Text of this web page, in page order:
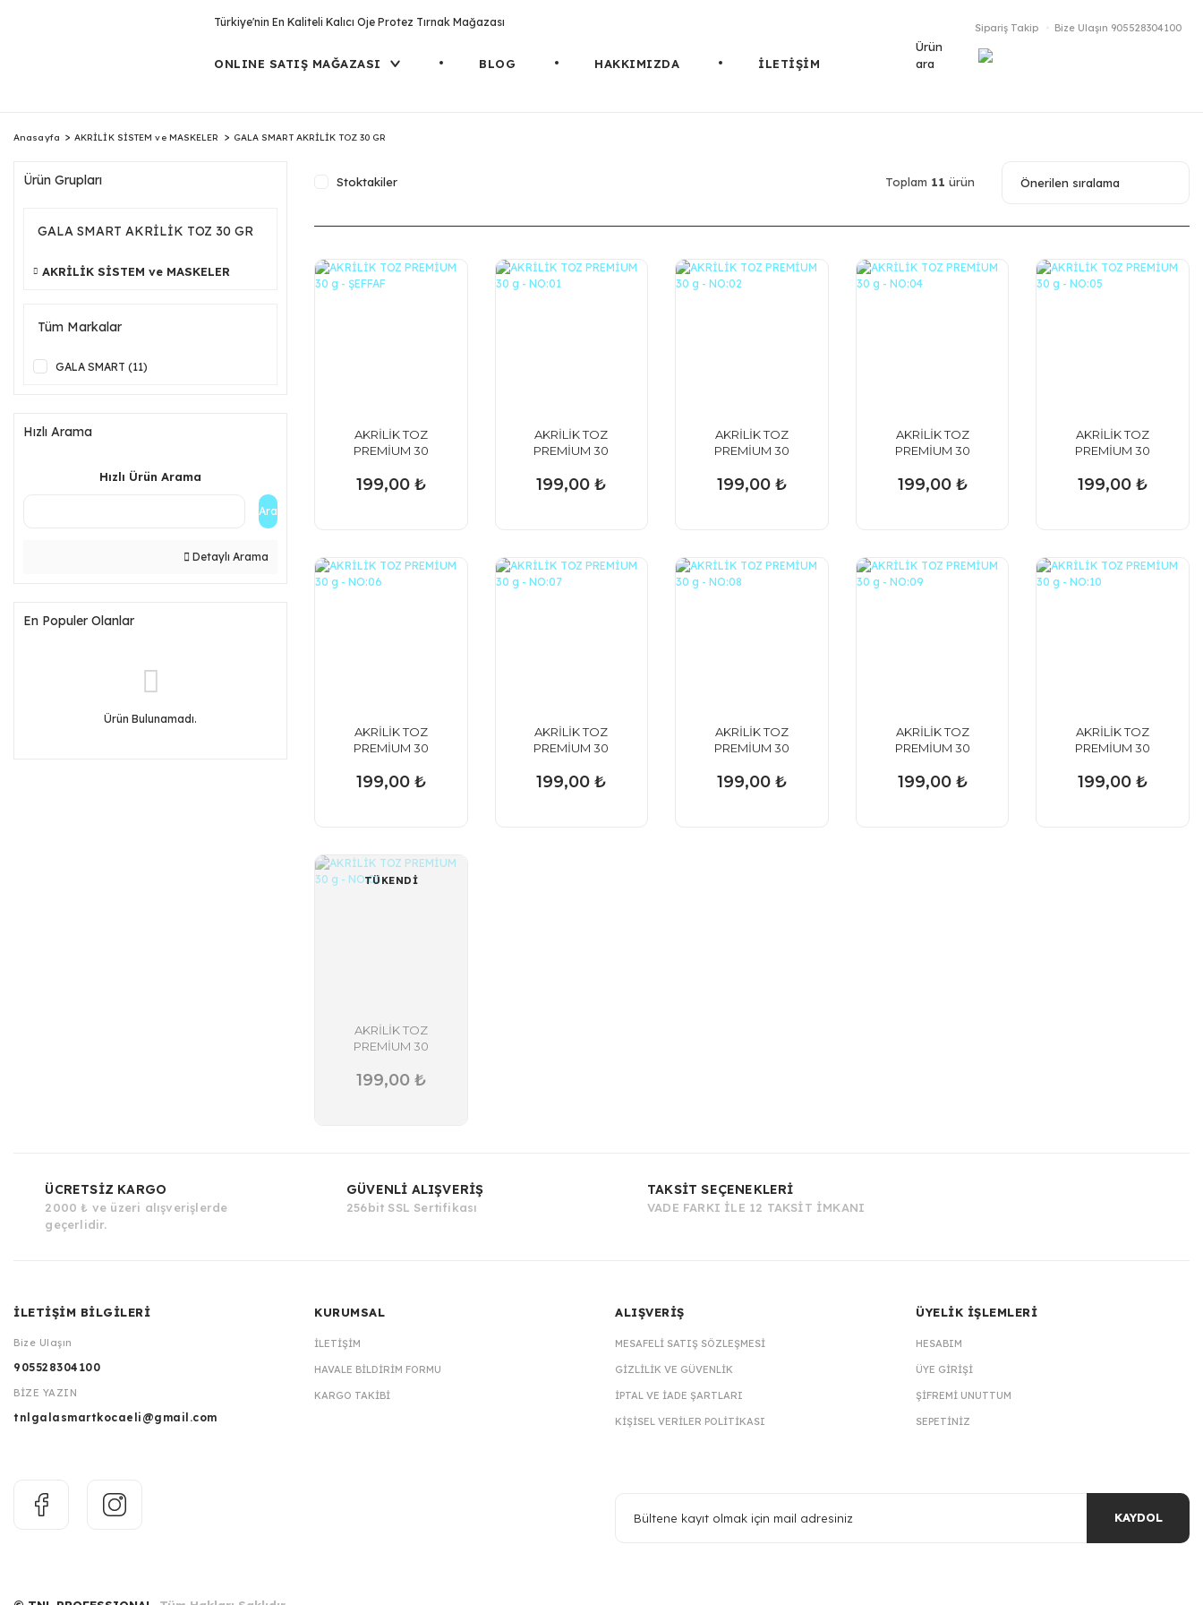
Türkiye'nin En Kaliteli Kalıcı Oje Protez Tırnak Mağazası
ONLINE SATIŞ MAĞAZASI BLOG HAKKIMIZDA İLETİŞİM
Sipariş Takip Bize Ulaşın 905528304100
Ürün
ara
Anasayfa AKRİLİK SİSTEM ve MASKELER GALA SMART AKRİLİK TOZ 30 GR
Ürün Grupları
GALA SMART AKRİLİK TOZ 30 GR
AKRİLİK SİSTEM ve MASKELER
Tüm Markalar
GALA SMART (11)
Hızlı Arama
Hızlı Ürün Arama
Ara
Detaylı Arama
En Populer Olanlar
Ürün Bulunamadı.
Stoktakiler Toplam 11 ürün
AKRİLİK TOZ
PREMİUM 30
199,00 ₺
AKRİLİK TOZ
PREMİUM 30
199,00 ₺
AKRİLİK TOZ
PREMİUM 30
199,00 ₺
AKRİLİK TOZ
PREMİUM 30
199,00 ₺
AKRİLİK TOZ
PREMİUM 30
199,00 ₺
AKRİLİK TOZ
PREMİUM 30
199,00 ₺
AKRİLİK TOZ
PREMİUM 30
199,00 ₺
AKRİLİK TOZ
PREMİUM 30
199,00 ₺
AKRİLİK TOZ
PREMİUM 30
199,00 ₺
AKRİLİK TOZ
PREMİUM 30
199,00 ₺
TÜKENDİ
AKRİLİK TOZ
PREMİUM 30
199,00 ₺
ÜCRETSİZ KARGO
2000 ₺ ve üzeri alışverişlerde
geçerlidir.
GÜVENLİ ALIŞVERİŞ
256bit SSL Sertifikası
TAKSİT SEÇENEKLERİ
VADE FARKI İLE 12 TAKSİT İMKANI
İLETİŞİM BİLGİLERİ
Bize Ulaşın
905528304100
BİZE YAZIN
tnlgalasmartkocaeli@gmail.com
KURUMSAL
İLETIŞIM
HAVALE BILDIRIM FORMU
KARGO TAKIBI
ALIŞVERİŞ
MESAFELI SATIŞ SÖZLEŞMESI
GIZLILIK VE GÜVENLIK
İPTAL VE İADE ŞARTLARI
KIŞISEL VERILER POLITIKASI
ÜYELİK İŞLEMLERİ
HESABIM
ÜYE GIRIŞI
ŞIFREMI UNUTTUM
SEPETINIZ
KAYDOL